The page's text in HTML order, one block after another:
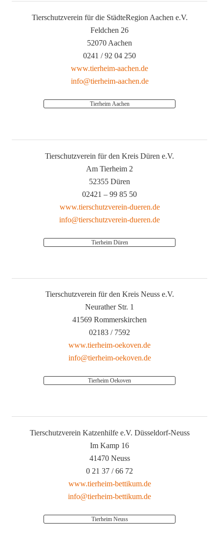
Tierschutzverein für die StädteRegion Aachen e.V.
Feldchen 26
52070 Aachen
0241 / 92 04 250
www.tierheim-aachen.de
info@tierheim-aachen.de
Tierheim Aachen
Tierschutzverein für den Kreis Düren e.V.
Am Tierheim 2
52355 Düren
02421 – 99 85 50
www.tierschutzverein-dueren.de
info@tierschutzverein-dueren.de
Tierheim Düren
Tierschutzverein für den Kreis Neuss e.V.
Neurather Str. 1
41569 Rommerskirchen
02183 / 7592
www.tierheim-oekoven.de
info@tierheim-oekoven.de
Tierheim Oekoven
Tierschutzverein Katzenhilfe e.V. Düsseldorf-Neuss
Im Kamp 16
41470 Neuss
0 21 37 / 66 72
www.tierheim-bettikum.de
info@tierheim-bettikum.de
Tierheim Neuss